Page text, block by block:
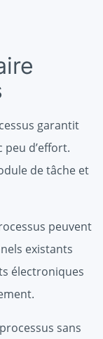
garantit
d’effort.
de tâche et
peuvent
existants
électroniques
sans